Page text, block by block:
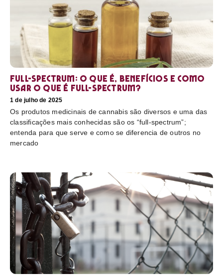
Full-Spectrum: O que é, benefícios e como
usar O que é full-spectrum?
1 de julho de 2025
Os produtos medicinais de cannabis são diversos e uma das
classificações mais conhecidas são os “full-spectrum”;
entenda para que serve e como se diferencia de outros no
mercado